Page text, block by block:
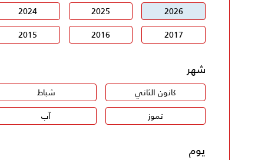
2026
2025
2024
2017
2016
2015
شهر
كانون الثاني شباط
تموز
آب
يوم